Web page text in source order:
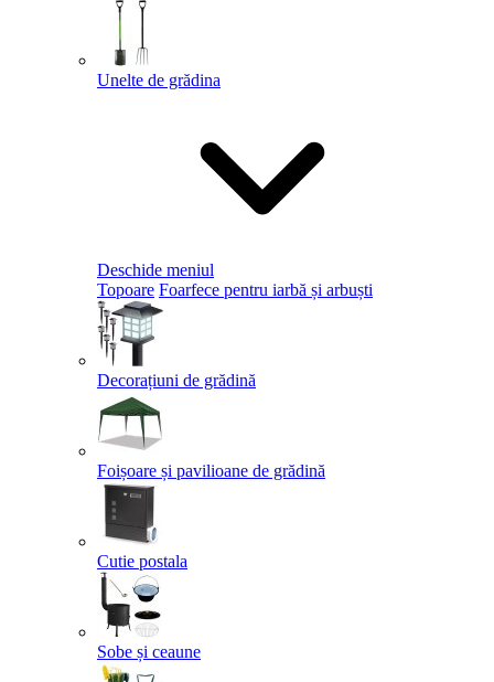
Unelte de grădina
Deschide meniul
Topoare Foarfece pentru iarbă și arbuști
Decorațiuni de grădină
Foișoare și pavilioane de grădină
Cutie postala
Sobe și ceaune